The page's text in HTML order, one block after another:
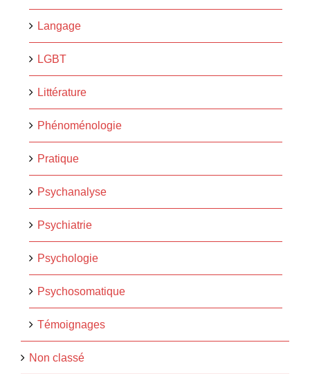
Langage
LGBT
Littérature
Phénoménologie
Pratique
Psychanalyse
Psychiatrie
Psychologie
Psychosomatique
Témoignages
Non classé